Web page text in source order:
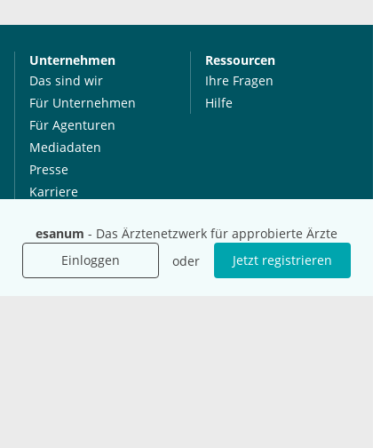
esanum - Das Ärztenetzwerk für approbierte Ärzte
Einloggen
oder Jetzt registrieren
Unternehmen
Das sind wir
Für Unternehmen
Für Agenturen
Mediadaten
Presse
Karriere
Ressourcen
Ihre Fragen
Hilfe
International
esanum.it
Social Media
Youtube